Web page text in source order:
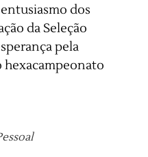
dos
da Seleção
pela